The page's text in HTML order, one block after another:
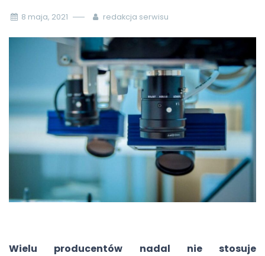
8 maja, 2021 redakcja serwisu
Wielu producentów nadal nie stosuje